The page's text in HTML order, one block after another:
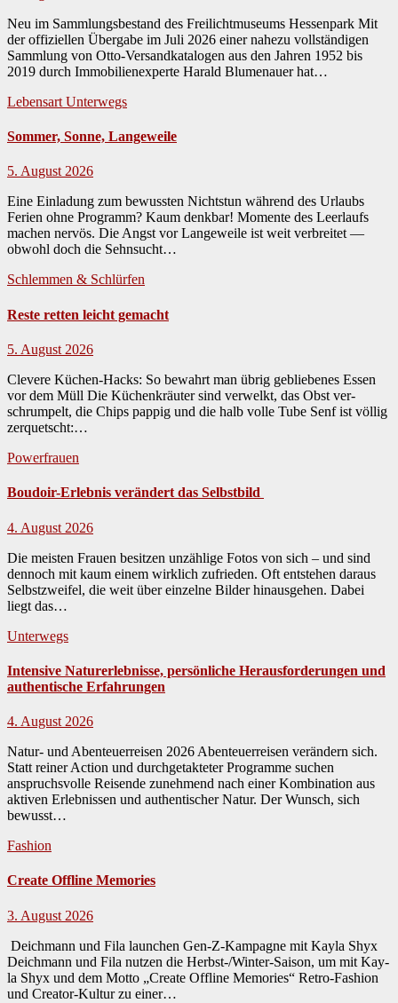
Neu im Sammlungsbestand des Freilichtmuseums Hessenpark Mit
der offiziellen Über­gabe im Juli 2026 ein­er nahezu voll­ständi­gen
Samm­lung von Otto-Ver­sand­kat­a­lo­gen aus den Jahren 1952 bis
2019 durch Immo­bilienex­perte Har­ald Blu­me­nauer hat…
Lebensart Unterwegs
Sommer, Sonne, Langeweile
5. August 2026
Eine Einladung zum bewussten Nichtstun während des Urlaubs
Ferien ohne Pro­gramm? Kaum denkbar! Momente des Leer­laufs
machen nervös. Die Angst vor Langeweile ist weit ver­bre­it­et —
obwohl doch die Sehn­sucht…
Schlemmen & Schlürfen
Reste retten leicht gemacht
5. August 2026
Clevere Küchen-Hacks: So bewahrt man übrig gebliebenes Essen
vor dem Müll Die Küchenkräuter sind ver­welkt, das Obst ver­
schrumpelt, die Chips pap­pig und die halb volle Tube Senf ist völ­lig
zer­quetscht:…
Powerfrauen
Boudoir-Erlebnis verändert das Selbstbild
4. August 2026
Die meis­ten Frauen besitzen unzäh­lige Fotos von sich – und sind
den­noch mit kaum einem wirk­lich zufrieden. Oft entste­hen daraus
Selb­stzweifel, die weit über einzelne Bilder hin­aus­ge­hen. Dabei
liegt das…
Unterwegs
Intensive Naturerlebnisse, persönliche Herausforderungen und
authentische Erfahrungen
4. August 2026
Natur- und Abenteuerreisen 2026 Aben­teuer­reisen verän­dern sich.
Statt rein­er Action und durchge­tak­teter Pro­gramme suchen
anspruchsvolle Reisende zunehmend nach ein­er Kom­bi­na­tion aus
aktiv­en Erleb­nis­sen und authen­tis­ch­er Natur. Der Wun­sch, sich
bewusst…
Fashion
Create Offline Memories
3. August 2026
Deichmann und Fila launchen Gen-Z-Kampagne mit Kayla Shyx
Deich­mann und Fila nutzen die Herb­st-/Win­ter-Sai­son, um mit Kay­
la Shyx und dem Mot­to „Cre­ate Offline Mem­o­ries“ Retro-Fash­ion
und Cre­ator-Kul­tur zu ein­er…